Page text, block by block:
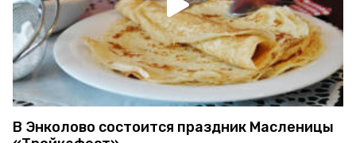
В Энколово состоится праздник Масленицы